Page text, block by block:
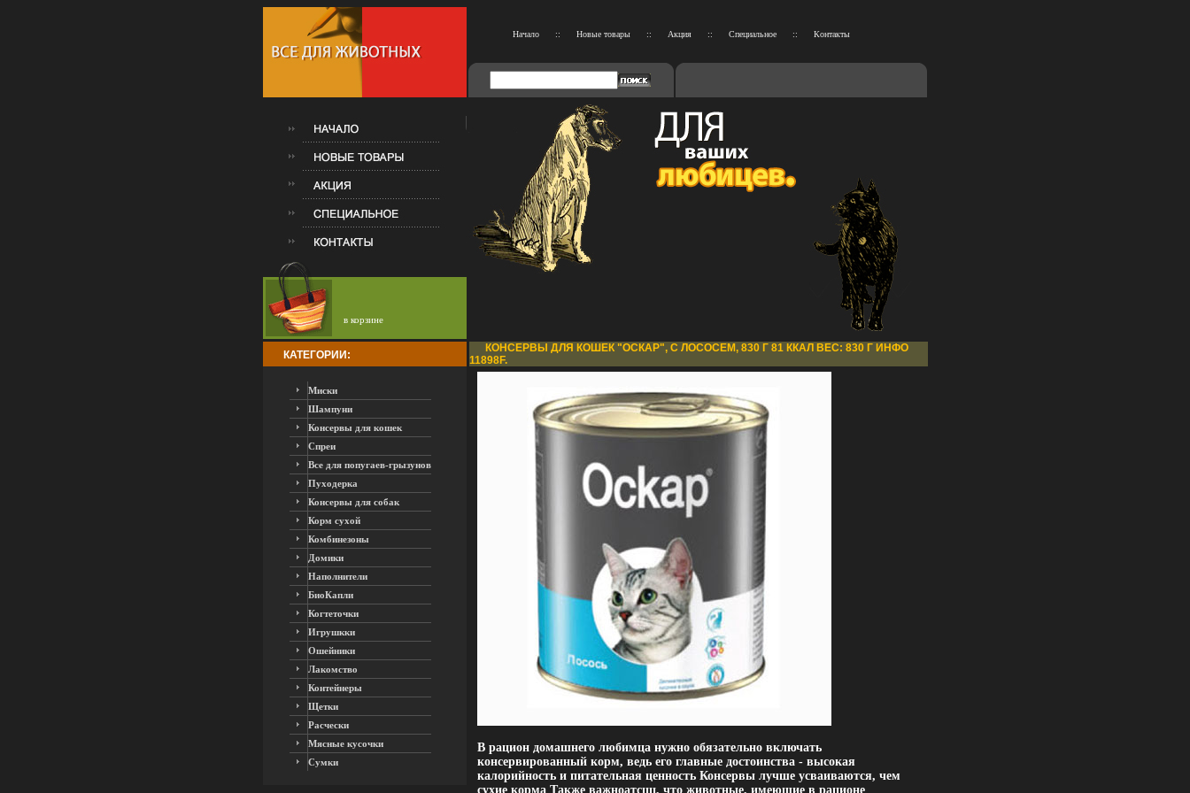
Начало :: Новые товары :: Акция :: Специальное :: Контакты
в корзине
КАТЕГОРИИ:
Миски
Шампуни
Консервы для кошек
Спреи
Все для попугаев-грызунов
Пуходерка
Консервы для собак
Корм сухой
Комбинезоны
Домики
Наполнители
БиоКапли
Когтеточки
Игрушкки
Ошейники
Лакомство
Контейнеры
Щетки
Расчески
Мясные кусочки
Сумки
КОНСЕРВЫ ДЛЯ КОШЕК "ОСКАР", С ЛОСОСЕМ, 830 Г 81 ККАЛ ВЕС: 830 Г ИНФО
11898F.
В рацион домашнего любимца нужно обязательно включать
консервированный корм, ведь его главные достоинства - высокая
калорийность и питательная ценность Консервы лучше усваиваются, чем
сухие корма Также важноатсцц, что животные, имеющие в рационе